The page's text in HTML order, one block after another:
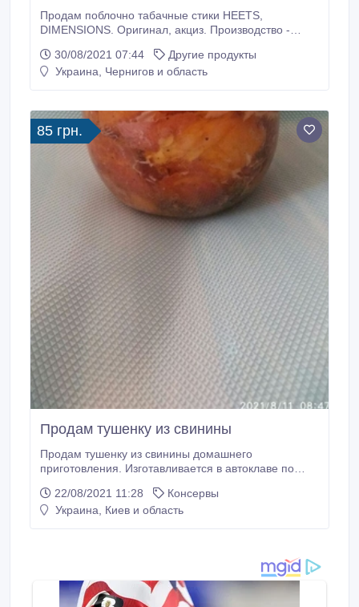
Продам поблочно табачные стики HEETS,
DIMENSIONS. Оригинал, акциз. Производство -
Bronze, Teak, Green zing, Turcuoise, Tripical swift,
Purple, Silver, Amil, Noor, Yugen. Продажа от – 10
30/08/2021 07:44
Другие продукты
Украина, Чернигов и область
85 грн.
Продам тушенку из свинины
Продам тушенку из свинины домашнего
приготовления. Изготавливается в автоклаве по
головы и гуляш, мясо домашнее (не магазинное).
Состав: мясо (лопатка, задняя часть), лук, соль,
22/08/2021 11:28
Консервы
Украина, Киев и область